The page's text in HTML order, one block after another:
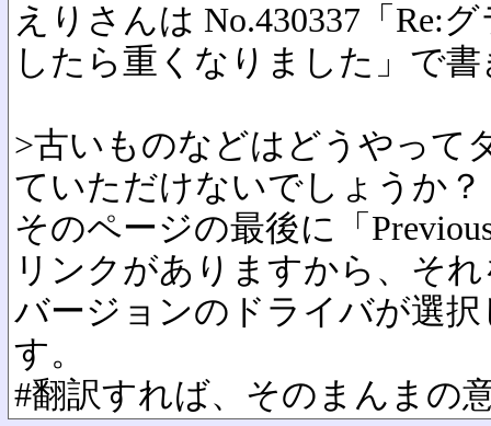
えりさんは No.430337「Re:
したら重くなりました」で
>古いものなどはどうやって
ていただけないでしょうか？
そのページの最後に「
リンクがありますから、そ
バージョンのドライバが選
す。
#翻訳すれば、そのまんまの